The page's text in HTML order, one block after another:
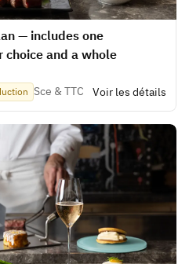
— includes one
and a whole
Sce & TTC Voir les détails